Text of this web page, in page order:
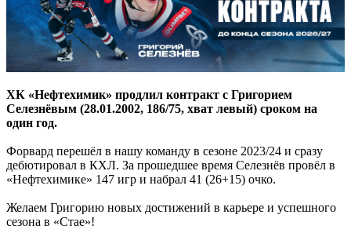
ХК «Нефтехимик» продлил контракт с Григорием
Селезнёвым (28.01.2002, 186/75, хват левый) сроком на
один год.
Форвард перешёл в нашу команду в сезоне 2023/24 и сразу
дебютировал в КХЛ. За прошедшее время Селезнёв провёл в
«Нефтехимике» 147 игр и набрал 41 (26+15) очко.
Желаем Григорию новых достижений в карьере и успешного
сезона в «Стае»!